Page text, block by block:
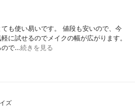
も使い易いです。 値段も安いので、今
に試せるのでメイクの幅が広がります。
ので…続きを見る
ズ